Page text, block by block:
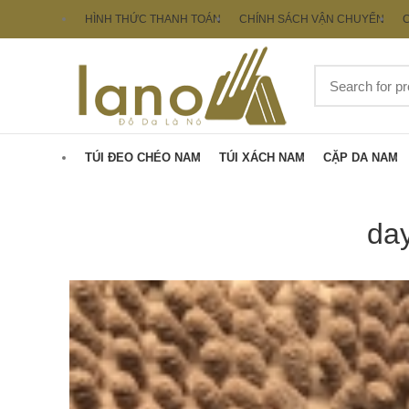
HÌNH THỨC THANH TOÁN CHÍNH SÁCH VẬN CHUYỂN
TÚI ĐEO CHÉO NAM TÚI XÁCH NAM CẶP DA NAM